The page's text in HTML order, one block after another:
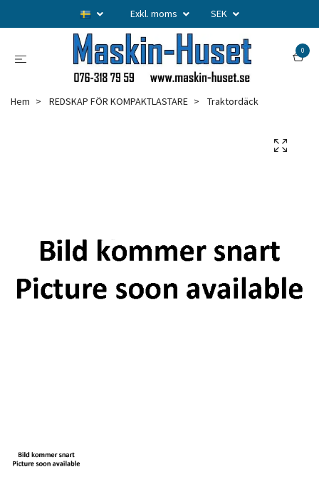
Exkl. moms SEK
0
Hem REDSKAP FÖR KOMPAKTLASTARE Traktordäck